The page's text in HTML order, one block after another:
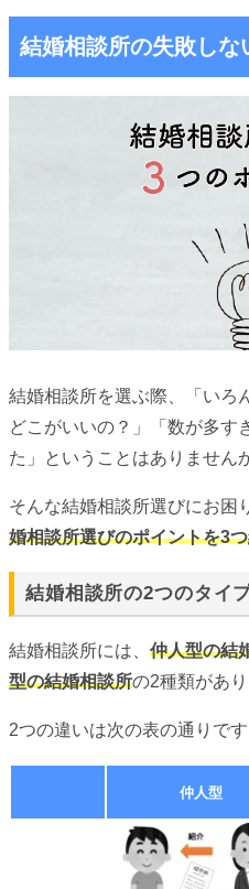
結婚相談所の失敗しな
結婚相談所を選ぶ際、「いろ
どこがいいの？」「数が多す
た」ということはありません
そんな結婚相談所選びにお困
婚相談所選びのポイントを3
結婚相談所の2つのタイ
結婚相談所には、 仲人型の結
型の結婚相談所の2種類があり
2つの違いは次の表の通りです
仲人型